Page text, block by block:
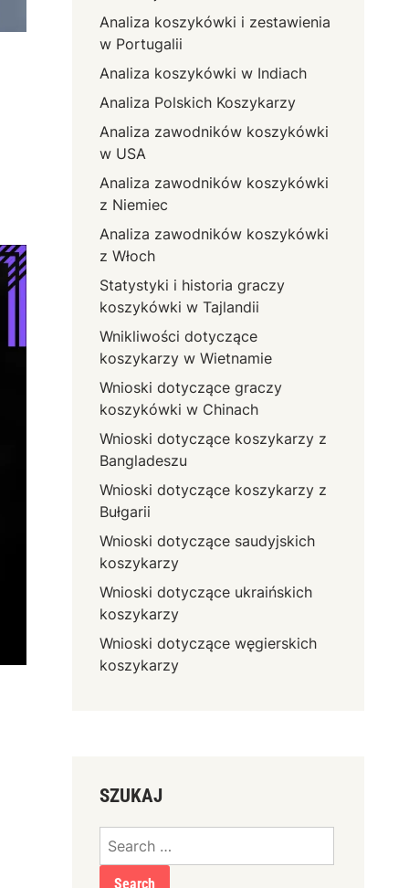
Analiza koszykówki i zestawienia
w Portugalii
Analiza koszykówki w Indiach
Analiza Polskich Koszykarzy
Analiza zawodników koszykówki
w USA
Analiza zawodników koszykówki
z Niemiec
Analiza zawodników koszykówki
z Włoch
Statystyki i historia graczy
koszykówki w Tajlandii
Wnikliwości dotyczące
koszykarzy w Wietnamie
Wnioski dotyczące graczy
koszykówki w Chinach
Wnioski dotyczące koszykarzy z
Bangladeszu
Wnioski dotyczące koszykarzy z
Bułgarii
Wnioski dotyczące saudyjskich
koszykarzy
Wnioski dotyczące ukraińskich
koszykarzy
Wnioski dotyczące węgierskich
koszykarzy
SZUKAJ
Search